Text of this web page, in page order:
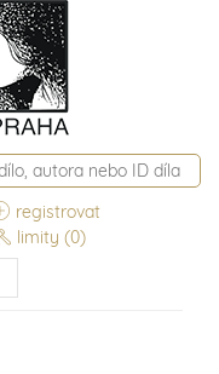
registrovat
limity (0)